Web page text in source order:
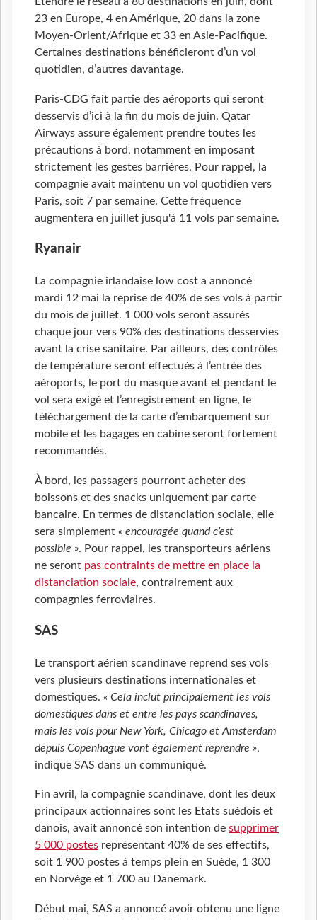
23 en Europe, 4 en Amérique, 20 dans la zone
Moyen-Orient/Afrique et 33 en Asie-Pacifique.
Certaines destinations bénéficieront d’un vol
quotidien, d’autres davantage.
Paris-CDG fait partie des aéroports qui seront
desservis d’ici à la fin du mois de juin. Qatar
Airways assure également prendre toutes les
précautions à bord, notamment en imposant
strictement les gestes barrières. Pour rappel, la
compagnie avait maintenu un vol quotidien vers
Paris, soit 7 par semaine. Cette fréquence
augmentera en juillet jusqu'à 11 vols par semaine.
Ryanair
La compagnie irlandaise low cost a annoncé
mardi 12 mai la reprise de 40% de ses vols à partir
du mois de juillet. 1 000 vols seront assurés
chaque jour vers 90% des destinations desservies
avant la crise sanitaire. Par ailleurs, des contrôles
de température seront effectués à l’entrée des
aéroports, le port du masque avant et pendant le
vol sera exigé et l’enregistrement en ligne, le
téléchargement de la carte d’embarquement sur
mobile et les bagages en cabine seront fortement
recommandés.
À bord, les passagers pourront acheter des
boissons et des snacks uniquement par carte
bancaire. En termes de distanciation sociale, elle
sera simplement « encouragée quand c’est
possible ». Pour rappel, les transporteurs aériens
ne seront pas contraints de mettre en place la
distanciation sociale, contrairement aux
compagnies ferroviaires.
SAS
Le transport aérien scandinave reprend ses vols
vers plusieurs destinations internationales et
domestiques. « Cela inclut principalement les vols
domestiques dans et entre les pays scandinaves,
mais les vols pour New York, Chicago et Amsterdam
depuis Copenhague vont également reprendre »,
indique SAS dans un communiqué.
Fin avril, la compagnie scandinave, dont les deux
principaux actionnaires sont les Etats suédois et
danois, avait annoncé son intention de supprimer
5 000 postes représentant 40% de ses effectifs,
soit 1 900 postes à temps plein en Suède, 1 300
en Norvège et 1 700 au Danemark.
Début mai, SAS a annoncé avoir obtenu une ligne